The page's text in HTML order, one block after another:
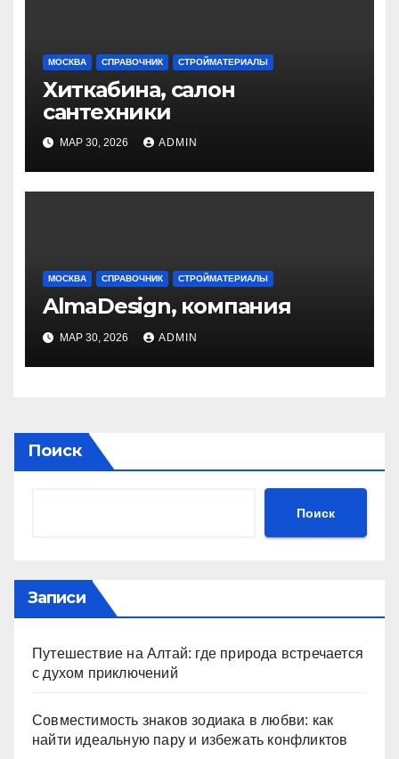
МОСКВА СПРАВОЧНИК СТРОЙМАТЕРИАЛЫ
Хиткабина, салон
сантехники
МАР 30, 2026 ADMIN
МОСКВА СПРАВОЧНИК СТРОЙМАТЕРИАЛЫ
AlmaDesign, компания
МАР 30, 2026 ADMIN
Поиск
Поиск
Записи
Путешествие на Алтай: где природа встречается
с духом приключений
Совместимость знаков зодиака в любви: как
найти идеальную пару и избежать конфликтов